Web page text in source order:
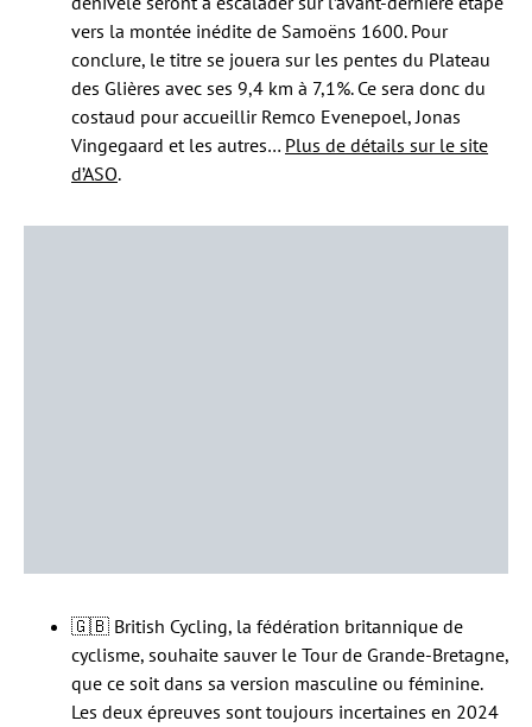
vers la montée inédite de Samoëns 1600. Pour
conclure, le titre se jouera sur les pentes du Plateau
des Glières avec ses 9,4 km à 7,1%. Ce sera donc du
costaud pour accueillir Remco Evenepoel, Jonas
Vingegaard et les autres… Plus de détails sur le site
d’ASO.
🇬🇧 British Cycling, la fédération britannique de
cyclisme, souhaite sauver le Tour de Grande-Bretagne,
que ce soit dans sa version masculine ou féminine.
Les deux épreuves sont toujours incertaines en 2024